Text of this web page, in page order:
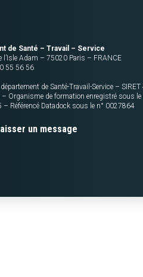
de Santé – Travail – Service
l’Isle Adam – 75020 Paris – FRANCE
55 56 56
de Santé-Travail-Service – SIRET
Organisme de formation enregistré sous le
Référencé Datadock sous le n° 0027864
un message